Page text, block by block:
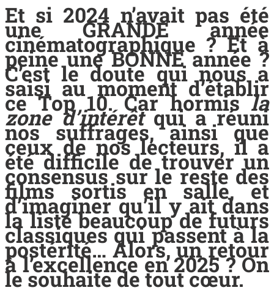
Et si 2024 n’avait pas été
une GRANDE année
cinématographique ? Et à
peine une BONNE année ?
C’est le doute qui nous a
saisi au moment d’établir
ce Top 10. Car hormisla
zone d’intérêtqui a réuni
nos suffrages, ainsi que
ceux de nos lecteurs, il a
été difficile de trouver un
consensus sur le reste des
films sortis en salle, et
d’imaginer qu’il y ait dans
la liste beaucoup de futurs
classiques qui passent à la
postérité… Alors, un retour
à l’excellence en 2025 ? On
le souhaite de tout cœur.